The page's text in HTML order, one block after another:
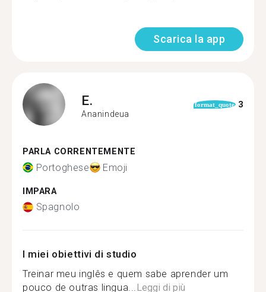
Scarica la app
E.
Ananindeua
format_quote 3
PARLA CORRENTEMENTE
Portoghese Emoji
IMPARA
Spagnolo
I miei obiettivi di studio
Treinar meu inglês e quem sabe aprender um
pouco de outras lingua...Leggi di più